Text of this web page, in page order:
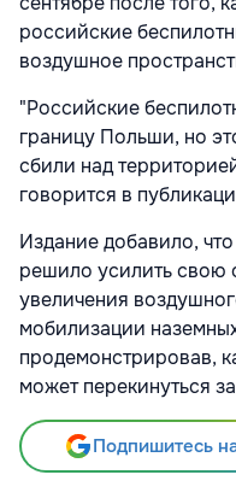
российские
воздушное
"Российские
границу Польши, но
сбили над
говорится в
Издание добавило,
решило усилить свою
увеличения
мобилизации
продемонстрировав,
может перекинуться
Подпишитесь